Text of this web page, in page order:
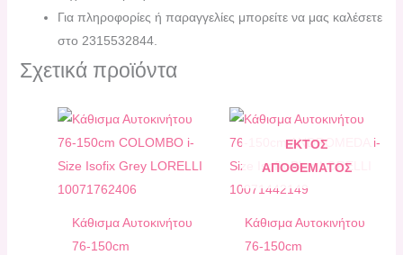
Για πληροφορίες ή παραγγελίες μπορείτε να μας καλέσετε
στο 2315532844.
Σχετικά προϊόντα
Kάθισμα Αυτοκινήτου
76-150cm
ΕΚΤΌΣ
ΑΠΟΘΈΜΑΤΟΣ
Kάθισμα Αυτοκινήτου
76-150cm